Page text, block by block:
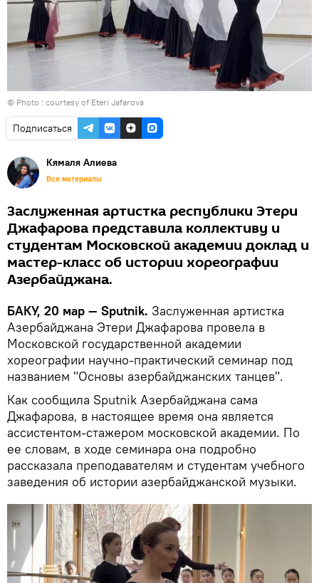
© Photo : courtesy of Eteri Jafarova
Подписаться
Кямаля Алиева
Все материалы
Заслуженная артистка республики Этери
Джафарова представила коллективу и
студентам Московской академии доклад и
мастер-класс об истории хореографии
Азербайджана.
БАКУ, 20 мар — Sputnik. Заслуженная артистка
Азербайджана Этери Джафарова провела в
Московской государственной академии
хореографии научно-практический семинар под
названием "Основы азербайджанских танцев".
Как сообщила Sputnik Азербайджана сама
Джафарова, в настоящее время она является
ассистентом-стажером московской академии. По
ее словам, в ходе семинара она подробно
рассказала преподавателям и студентам учебного
заведения об истории азербайджанской музыки.